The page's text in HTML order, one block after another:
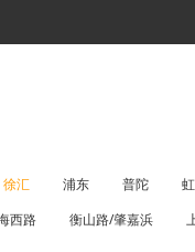
徐汇 浦东 普陀
西路 衡山路/肇嘉浜